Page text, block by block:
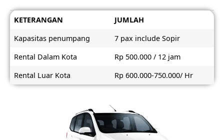
KETERANGAN
JUMLAH
Kapasitas penumpang
7 pax include Sopir
Rental Dalam Kota
Rp 500.000 / 12 jam
Rental Luar Kota
Rp 600.000-750.000/ Hr